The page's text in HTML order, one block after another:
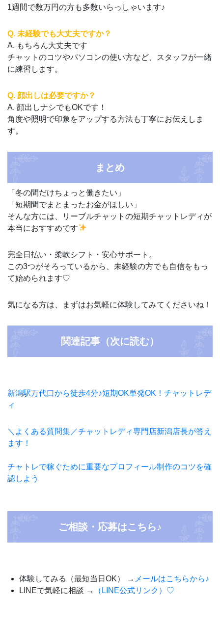
1週間で数万円の方も多数いらっしゃいます♪
Q. 未経験でも大丈夫ですか？
A. もちろん大丈夫です
チャットのコツやパソコンの使い方など、スタッフが一緒
に練習します。
Q. 顔出しは必要ですか？
A. 顔出しナシでもOKです！
角度や照明で印象をアップする方法も丁寧にお伝えしま
す。
まとめ
「冬の間だけちょっと働きたい」
「短期間でまとまったお金がほしい」
そんな方には、リーブルチャットの短期チャットレディが
本当におすすめです
完全日払い・柔軟シフト・安心サポート。
この3つがそろっているから、未経験の方でも自信をもっ
て始められます♡
気になる方は、まずはお気軽に体験してみてくださいね！
関連記事（次に読む）
新潟駅万代口から徒歩4分♪短期OK単発OK！チャットレデ
ィ
＼よくある質問集／チャットレディ専門店新潟店長が答え
ます！
チャトレで稼ぐために重要なプロフィール制作のコツを確
認しよう
ご相談・応募はこちら♪
体験してみる（最短当日OK） → メールはこちらから♪
LINEで気軽に相談 →
（LINE公式リンク）♡